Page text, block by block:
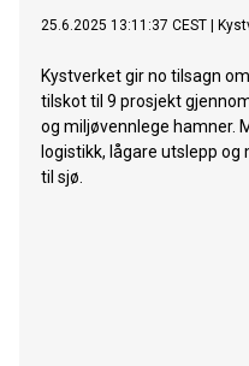
25.6.2025 13:11:37 CEST
Kystverket gir no tilsagn
tilskot til 9 prosjekt
og miljøvennlege hamner.
logistikk, lågare utslepp
til sjø.